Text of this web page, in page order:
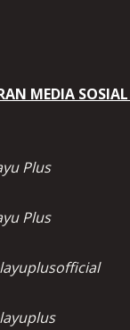
MEDIA
Plus
Plus